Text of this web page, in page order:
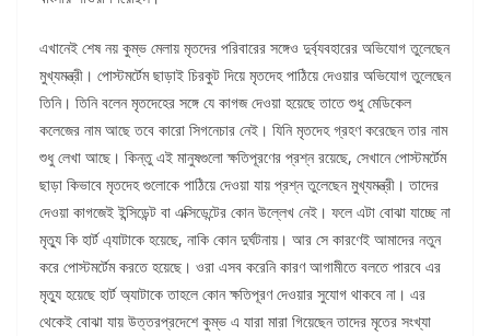
এখানেই শেষ নয় কুম্ভ মেলায় মৃতদের পরিবারের সঙ্গেও দুর্ব্যবহারের অভিযোগ তুলেছেন
মুখ্যমন্ত্রী। পোস্টমর্টেম ছাড়াই চিরকুট দিয়ে মৃতদেহ পাঠিয়ে দেওয়ার অভিযোগ তুলেছেন
তিনি। তিনি বলেন মৃতদেহের সঙ্গে যে কাগজ দেওয়া হয়েছে তাতে শুধু মেডিকেল
কলেজের নাম আছে তবে কারো সিগনেচার নেই। যিনি মৃতদেহ গ্রহণ করেছেন তার নাম
শুধু লেখা আছে। কিন্তু এই মানুষগুলো ক্ষতিপূরণের প্রশ্ন রয়েছে, সেখানে পোস্টমর্টেম
ছাড়া কিভাবে মৃতদেহ গুলোকে পাঠিয়ে দেওয়া যায় প্রশ্ন তুলেছেন মুখ্যমন্ত্রী। তাদের
দেওয়া কাগজেই ইন্সিডেন্ট বা এক্সিডেন্টের কোন উল্লেখ নেই। ফলে এটা বোঝা যাচ্ছে না
মৃত্যু কি হার্ট এ্যাটাকে হয়েছে, নাকি কোন দুর্ঘটনায়। আর সে কারণেই আমাদের নতুন
করে পোস্টমর্টেম করতে হয়েছে। ওরা এসব করেনি কারণ আগামীতে বলতে পারবে এর
মৃত্যু হয়েছে হার্ট অ্যাটাকে তাহলে কোন ক্ষতিপূরণ দেওয়ার সুযোগ থাকবে না। এর
থেকেই বোঝা যায় উত্তরপ্রদেশে কুম্ভ এ যারা মারা গিয়েছেন তাদের মৃতের সংখ্যা